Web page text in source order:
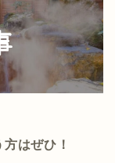
はぜひ！